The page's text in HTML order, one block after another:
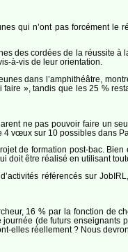
qui n’ont pas forcément le
des cordées de la réussite à
à-vis de leur orientation.
dans l’amphithéâtre,
», tandis que les 25 %
ne pas pouvoir faire un
4 vœux sur 10 possibles dans
de formation post-bac.
doit être réalisé en utilisant
référencés sur
16 % par la fonction de
(de futurs enseignants
elles réellement ? Nous